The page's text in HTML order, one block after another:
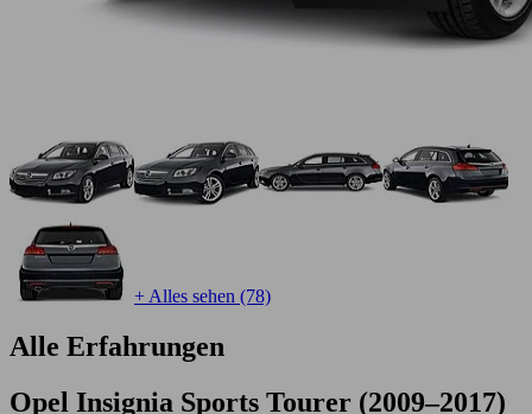
+ Alles sehen (78)
Alle Erfahrungen
Opel Insignia Sports Tourer (2009–2017)